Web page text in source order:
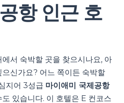
항 인근 호
서 숙박할 곳을 찾으시나요, 아
신가요? 어느 쪽이든 숙박할
지어 3성급 마이애미 국제공항
있습니다. 이 호텔은 E 컨코스